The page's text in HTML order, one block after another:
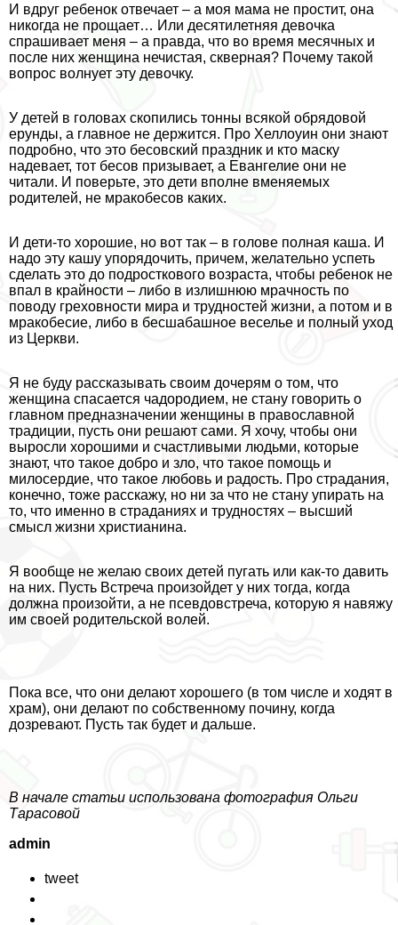
И вдруг ребенок отвечает – а моя мама не простит, она
никогда не прощает… Или десятилетняя дeвoчка
спрашивает меня – а правда, что во время мecячных и
после них женщина нечистая, скверная? Почему такой
вопрос волнует эту дeвoчку.
У детей в головах скопились тонны всякой обрядовой
ерунды, а главное не держится. Про Хеллоуин они знают
подробно, что это бесовский праздник и кто маску
надевает, тот бесов призывает, а Евангелие они не
читали. И поверьте, это дети вполне вменяемых
родителей, не мpaкобесов каких.
И дети-то хорошие, но вот так – в голове полная каша. И
надо эту кашу упорядочить, причем, желательно успеть
сделать это до подросткового возраста, чтобы ребенок не
впал в крайности – либо в излишнюю мрачность по
поводу греховности мира и трудностей жизни, а потом и в
мpaкобесие, либо в бесшабашное веселье и полный уход
из Церкви.
Я не буду рассказывать своим дочерям о том, что
женщина спасается чадородием, не стану говорить о
главном предназначении женщины в православной
традиции, пусть они решают сами. Я хочу, чтобы они
выросли хорошими и счастливыми людьми, которые
знают, что такое добро и зло, что такое помощь и
милосердие, что такое любовь и радость. Про страдания,
конечно, тоже расскажу, но ни за что не стану упирать на
то, что именно в страданиях и трудностях – высший
смысл жизни христианина.
Я вообще не желаю своих детей пугать или как-то давить
на них. Пусть Встреча произойдет у них тогда, когда
должна произойти, а не псевдовстреча, которую я навяжу
им своей родительской волей.
Пока все, что они делают хорошего (в том числе и ходят в
храм), они делают по собственному почину, когда
дозревают. Пусть так будет и дальше.
В начале статьи использована фотография Ольги
Тарасовой
admin
tweet